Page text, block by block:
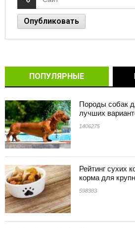
ПОПУЛЯРНЫЕ
Породы собак
лучших
1406275
Рейтинг сухих
корма для
598383